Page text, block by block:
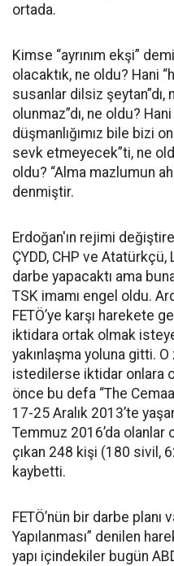
ortada.
Kimse “ayrınım ekşi”
olacaktık, ne oldu? Hani
susanlar dilsiz şeytan”dı,
olunmaz”dı, ne oldu?
düşmanlığımız bile bizi
sevk etmeyecek”ti, ne
oldu? “Alma mazlumun
denmiştir.
Erdoğan'ın rejimi
ÇYDD, CHP ve
darbe yapacaktı ama
TSK imamı engel oldu.
FETÖ’ye karşı harekete
iktidara ortak olmak
yakınlaşma yoluna gitti.
istedilerse iktidar onlara
önce bu defa “The
17-25 Aralık 2013’te
Temmuz 2016’da olanlar
çıkan 248 kişi (180 sivil,
kaybetti.
FETÖ’nün bir darbe planı
Yapılanması” denilen
yapı içindekiler bugün